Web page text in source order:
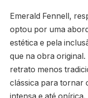
Emerald Fennell,
optou por uma
estética e pela
que na obra
retrato menos
clássica para tornar